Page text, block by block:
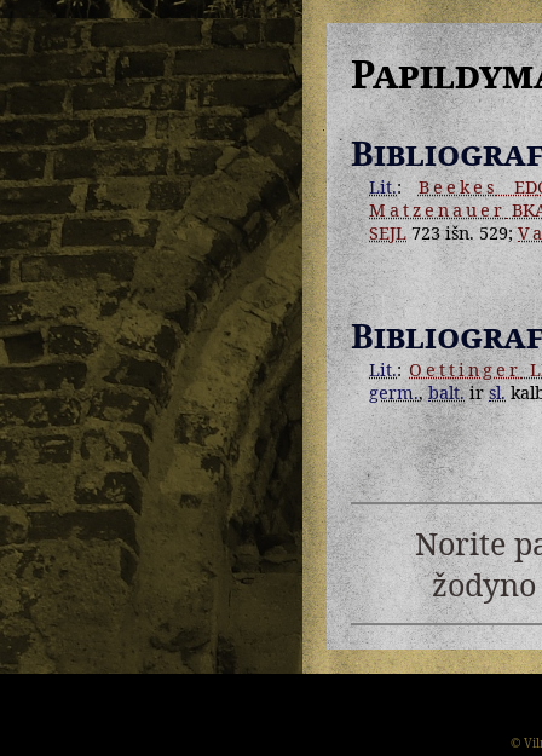
Lit.:Beekes
Matzenauer
SEJL723 išn. 529;
Lit.:Oettinger
germ.,balt.irsl.
Norite
©